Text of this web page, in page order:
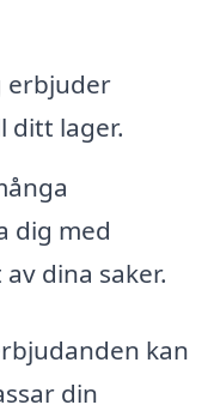
erbjuder
ditt lager.
dig med
dina saker.
kan
din